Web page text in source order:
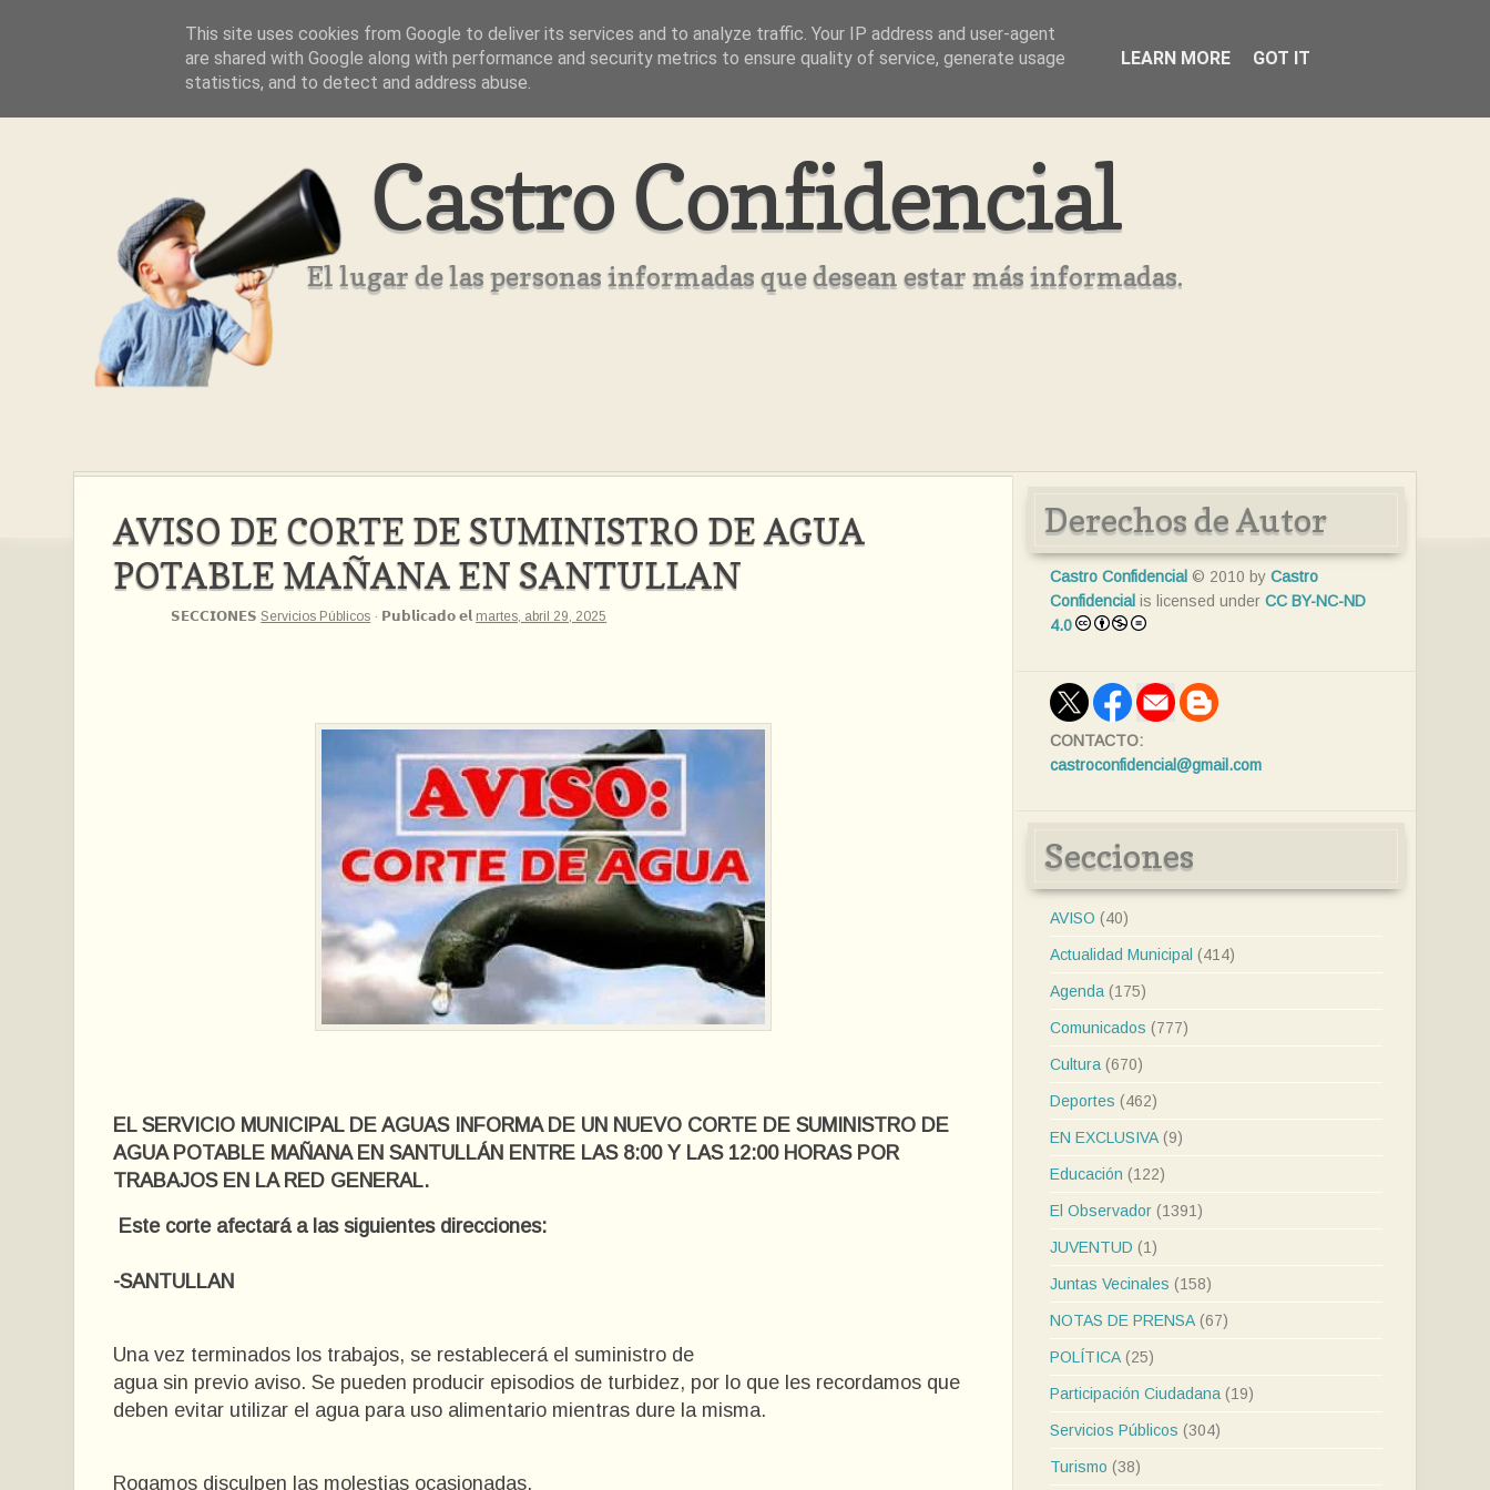
Aviso Legal Quienes Somos ??
Castro Confidencial
El lugar de las personas informadas que desean estar más informadas.
AVISO DE CORTE DE SUMINISTRO DE AGUA
POTABLE MAÑANA EN SANTULLAN
𝗦𝗘𝗖𝗖𝗜𝗢𝗡𝗘𝗦Servicios Públicos · 𝗣𝘂𝗯𝗹𝗶𝗰𝗮𝗱𝗼 𝗲𝗹 martes, abril 29, 2025
EL SERVICIO MUNICIPAL DE AGUAS INFORMA DE UN NUEVO CORTE DE SUMINISTRO DE
AGUA POTABLE MAÑANA EN SANTULLÁN ENTRE LAS 8:00 Y LAS 12:00 HORAS POR
TRABAJOS EN LA RED GENERAL.
Este corte afectará a las siguientes direcciones:
-SANTULLAN
Una vez terminados los trabajos, se restablecerá el suministro de
agua sin previo aviso. Se pueden producir episodios de turbidez, por lo que les recordamos que
deben evitar utilizar el agua para uso alimentario mientras dure la misma.
Rogamos disculpen las molestias ocasionadas.
Derechos de Autor
Castro Confidencial © 2010 by Castro
Confidencial is licensed under CC BY-NC-ND
4.0
CONTACTO:
castroconfidencial@gmail.com
Secciones
AVISO (40)
Actualidad Municipal (414)
Agenda (175)
Comunicados (777)
Cultura (670)
Deportes (462)
EN EXCLUSIVA (9)
Educación (122)
El Observador (1391)
JUVENTUD (1)
Juntas Vecinales (158)
NOTAS DE PRENSA (67)
POLÍTICA (25)
Participación Ciudadana (19)
Servicios Públicos (304)
Turismo (38)
This site uses cookies from Google to deliver its services and to analyze traffic. Your IP address and user-agent
are shared with Google along with performance and security metrics to ensure quality of service, generate usage
statistics, and to detect and address abuse.
LEARN MORE GOT IT